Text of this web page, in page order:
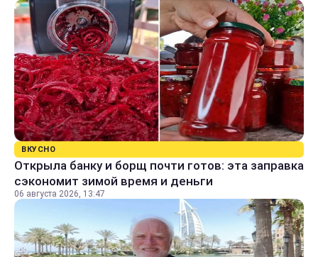
ВКУСНО
Открыла банку и борщ почти готов: эта заправка
сэкономит зимой время и деньги
06 августа 2026, 13:47